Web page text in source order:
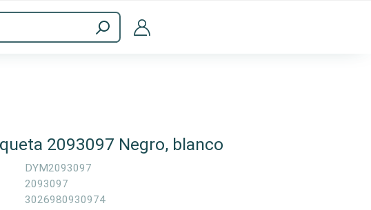
Accesorios informáticos
2093097 Negro, blanco
DYM2093097
2093097
3026980930974